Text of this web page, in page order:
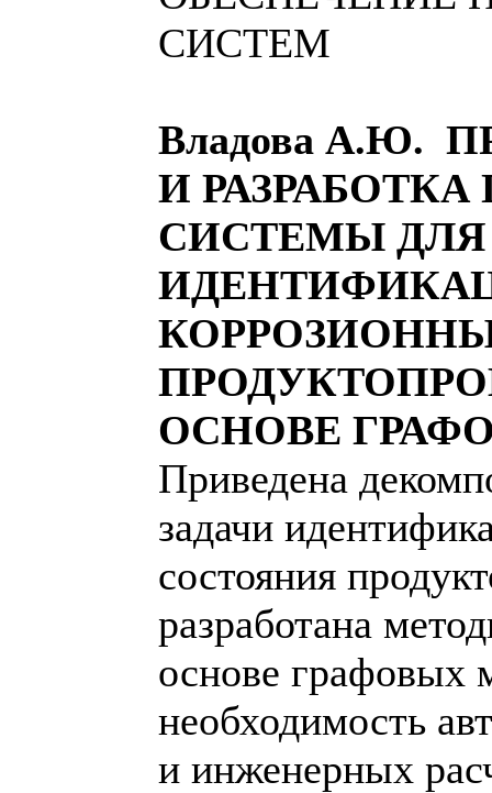
СИСТЕМ
Владова А.Ю.
И
СИСТЕМЫ ДЛЯ
ОСНОВЕ
Приведена
задачи
состояния
разработана
основе графовых
необходимость
и инженерных